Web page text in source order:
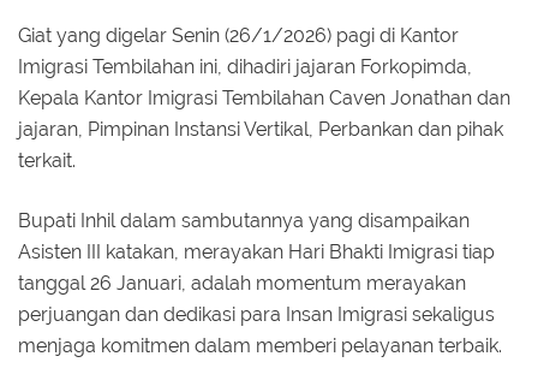
Giat yang digelar Senin (26/1/2026) pagi di Kantor
Imigrasi Tembilahan ini, dihadiri jajaran Forkopimda,
Kepala Kantor Imigrasi Tembilahan Caven Jonathan dan
jajaran, Pimpinan Instansi Vertikal, Perbankan dan pihak
terkait.
Bupati Inhil dalam sambutannya yang disampaikan
Asisten III katakan, merayakan Hari Bhakti Imigrasi tiap
tanggal 26 Januari, adalah momentum merayakan
perjuangan dan dedikasi para Insan Imigrasi sekaligus
menjaga komitmen dalam memberi pelayanan terbaik.